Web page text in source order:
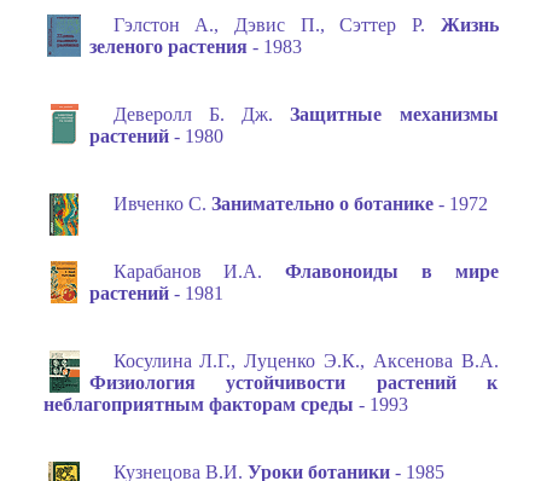
Гэлстон А., Дэвис П., Сэттер Р. Жизнь
зеленого растения- 1983
Деверолл Б. Дж.Защитные механизмы
растений- 1980
Ивченко С. Занимательно о ботанике- 1972
Карабанов И.А. Флавоноиды в мире
растений- 1981
Косулина Л.Г., Луценко Э.К., Аксенова В.А.
Физиология устойчивости растений к
неблагоприятным факторам среды - 1993
Кузнецова В.И. Уроки ботаники- 1985